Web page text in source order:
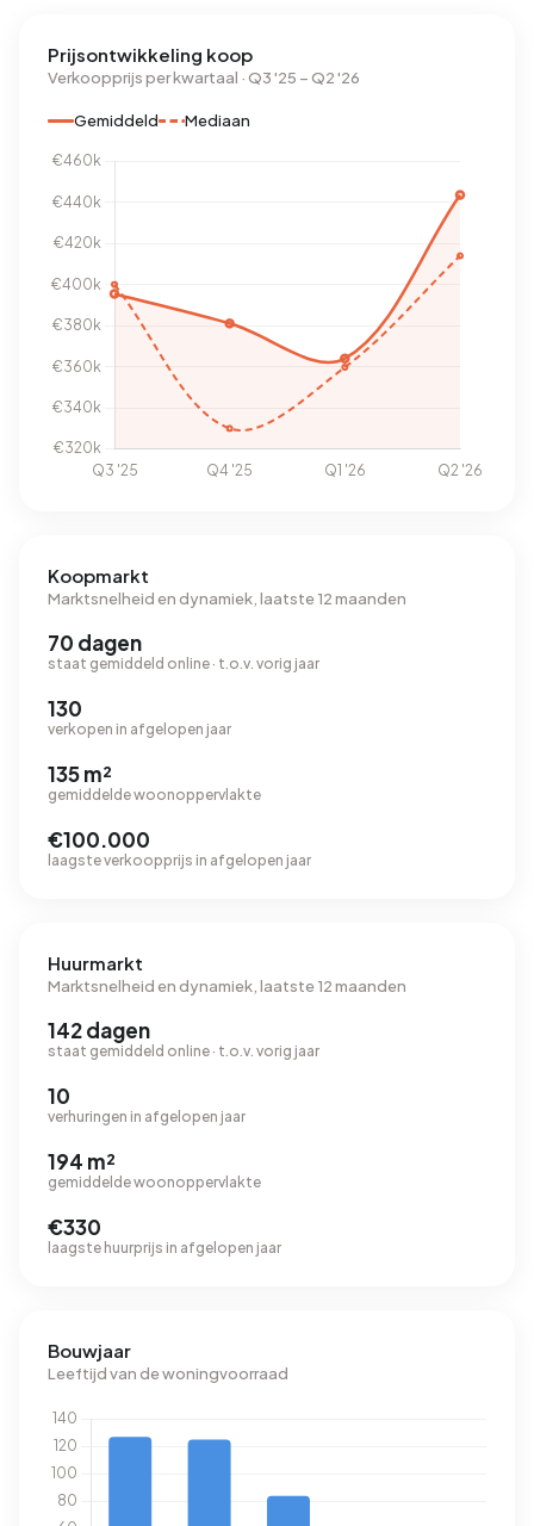
Prijsontwikkeling koop
Verkoopprijs per kwartaal · Q3 '25 – Q2 '26
Gemiddeld Mediaan
Koopmarkt
Marktsnelheid en dynamiek, laatste 12 maanden
70 dagen
staat gemiddeld online · t.o.v. vorig jaar
130
verkopen in afgelopen jaar
135 m²
gemiddelde woonoppervlakte
€100.000
laagste verkoopprijs in afgelopen jaar
Huurmarkt
Marktsnelheid en dynamiek, laatste 12 maanden
142 dagen
staat gemiddeld online · t.o.v. vorig jaar
10
verhuringen in afgelopen jaar
194 m²
gemiddelde woonoppervlakte
€330
laagste huurprijs in afgelopen jaar
Bouwjaar
Leeftijd van de woningvoorraad